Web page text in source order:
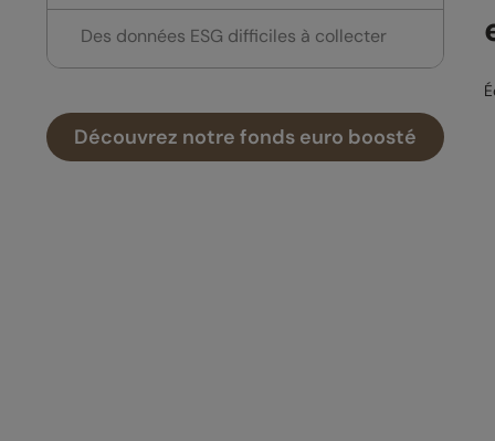
Des données ESG difficiles à collecter
Découvrez notre fonds euro boosté